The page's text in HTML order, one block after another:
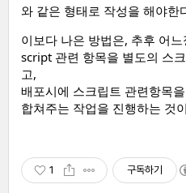
와 같은 형태로 작성을 해야한
이보다 나은 방법은, 추후 어
script 관련 항목을 별도의 스
고,
배포시에 스크립트 관련항목
합쳐주는 작업을 진행하는 것
1 구독하기